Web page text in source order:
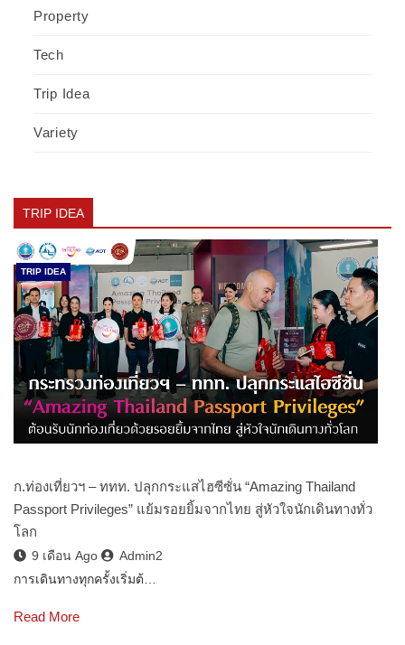
Property
Tech
Trip Idea
Variety
TRIP IDEA
TRIP IDEA
ก.ท่องเที่ยวฯ – ททท. ปลุกกระแสไฮซีซั่น “Amazing Thailand
Passport Privileges” แย้มรอยยิ้มจากไทย สู่หัวใจนักเดินทางทั่ว
โลก
9 เดือน Ago
Admin2
การเดินทางทุกครั้งเริ่มต้…
Read More